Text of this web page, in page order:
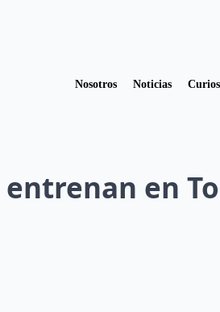
Nosotros Noticias
entrenan en